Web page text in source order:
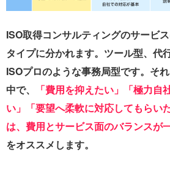
ISO取得コンサルティングのサービ
タイプに分かれます。ツール型、代
ISOプロのような事務局型です。そ
中で、
「費用を抑えたい」「極力自
い」「要望へ柔軟に対応してもらい
は、費用とサービス面のバランスが
をオススメします。